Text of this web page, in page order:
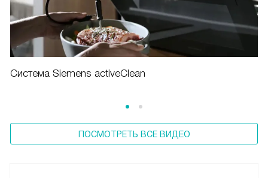
Система Siemens activeClean
ПОСМОТРЕТЬ ВСЕ ВИДЕО